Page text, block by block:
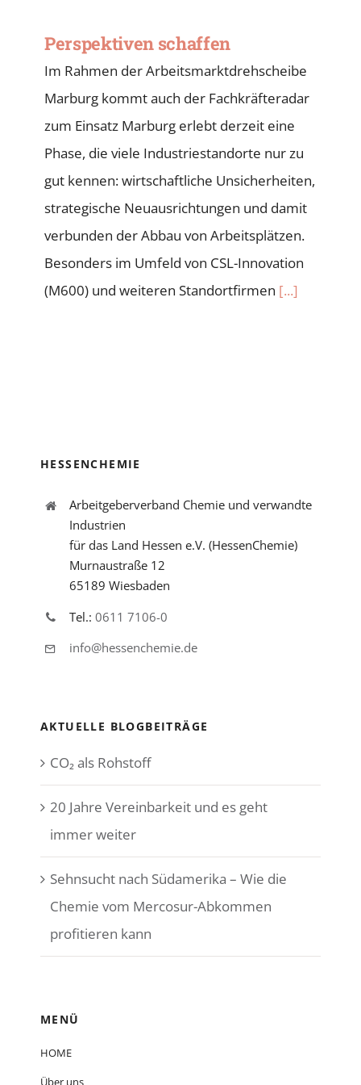
Perspektiven schaffen
Im Rahmen der Arbeitsmarktdrehscheibe
Marburg kommt auch der Fachkräfteradar
zum Einsatz Marburg erlebt derzeit eine
Phase, die viele Industriestandorte nur zu
gut kennen: wirtschaftliche Unsicherheiten,
strategische Neuausrichtungen und damit
verbunden der Abbau von Arbeitsplätzen.
Besonders im Umfeld von CSL-Innovation
(M600) und weiteren Standortfirmen [...]
HESSENCHEMIE
Arbeitgeberverband Chemie und verwandte
Industrien
für das Land Hessen e.V. (HessenChemie)
Murnaustraße 12
65189 Wiesbaden
Tel.: 0611 7106-0
info@hessenchemie.de
AKTUELLE BLOGBEITRÄGE
CO₂ als Rohstoff
20 Jahre Vereinbarkeit und es geht
immer weiter
Sehnsucht nach Südamerika – Wie die
Chemie vom Mercosur-Abkommen
profitieren kann
MENÜ
HOME
Über uns